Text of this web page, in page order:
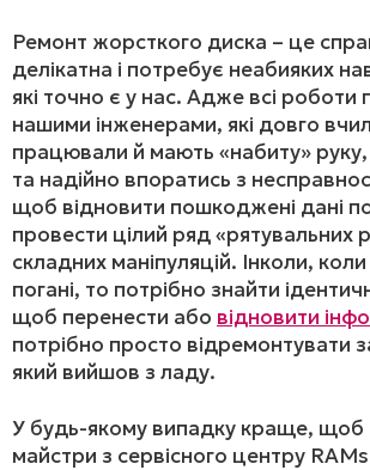
Ремонт жорсткого диска – це
делікатна і потребує неабияких
які точно є у нас. Адже всі роботи
нашими інженерами, які довго
працювали й мають «набиту»
та надійно впоратись з
щоб відновити пошкоджені дані
провести цілий ряд «рятувальних
складних маніпуляцій. Інколи,
погані, то потрібно знайти
щоб перенести або відновити
потрібно просто відремонтувати
який вийшов з ладу.
У будь-якому випадку краще, щоб
майстри з сервісного центру